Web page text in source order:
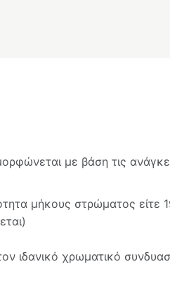
με βάση τις
μήκους στρώματος είτε
ιδανικό χρωματικό